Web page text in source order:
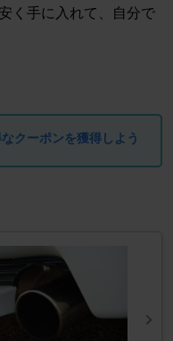
く手に入れて、自分で
クーポンを獲得しよう